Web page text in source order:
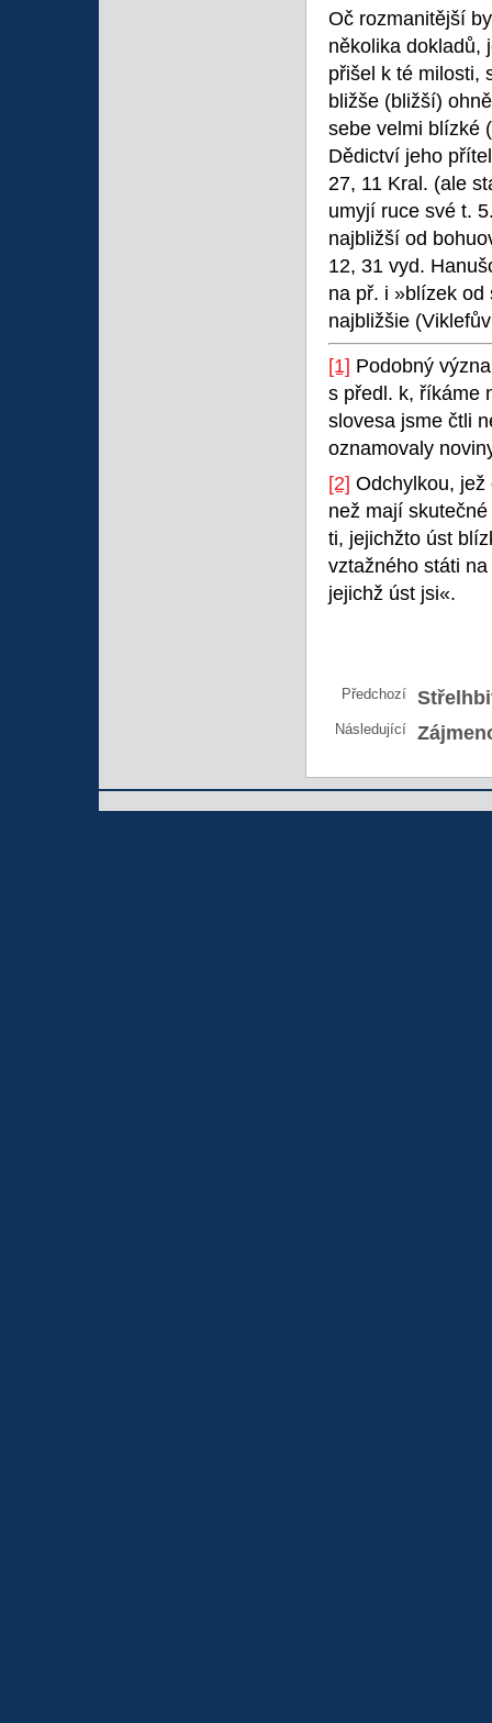
Oč rozmanitější
několika dokladů,
přišel k té milosti,
bližše (bližší)
sebe velmi blízké
Dědictví jeho
27, 11 Kral. (ale
umyjí ruce své t.
najbližší od
12, 31 vyd.
na př. i »blízek
najbližšie
[1] Podobný
s předl. k, říkáme
slovesa jsme čtli
oznamovaly
[2] Odchylkou,
než mají
ti, jejichžto úst
vztažného státi
jejichž úst jsi«.
Předchozí
Následující